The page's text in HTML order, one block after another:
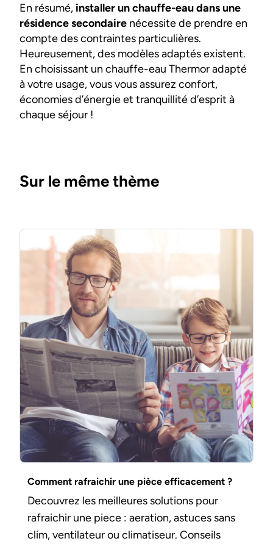
En résumé, installer un chauffe-eau dans une
résidence secondaire nécessite de prendre en
compte des contraintes particulières.
Heureusement, des modèles adaptés existent.
En choisissant un chauffe-eau Thermor adapté
à votre usage, vous vous assurez confort,
économies d’énergie et tranquillité d’esprit à
chaque séjour !
Sur le même thème
Comment rafraichir une pièce efficacement ?
Decouvrez les meilleures solutions pour
rafraichir une piece : aeration, astuces sans
clim, ventilateur ou climatiseur. Conseils